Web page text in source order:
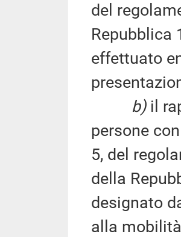
del
Repubblica
effettuato
b)il
persone
5, del
della
designato
alla